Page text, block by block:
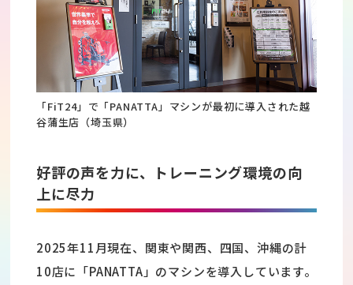
「FiT24」で「PANATTA」マシンが最初に導入された越
谷蒲生店（埼玉県）
好評の声を力に、トレーニング環境の向
上に尽力
2025年11月現在、関東や関西、四国、沖縄の計
10店に「PANATTA」のマシンを導入しています。